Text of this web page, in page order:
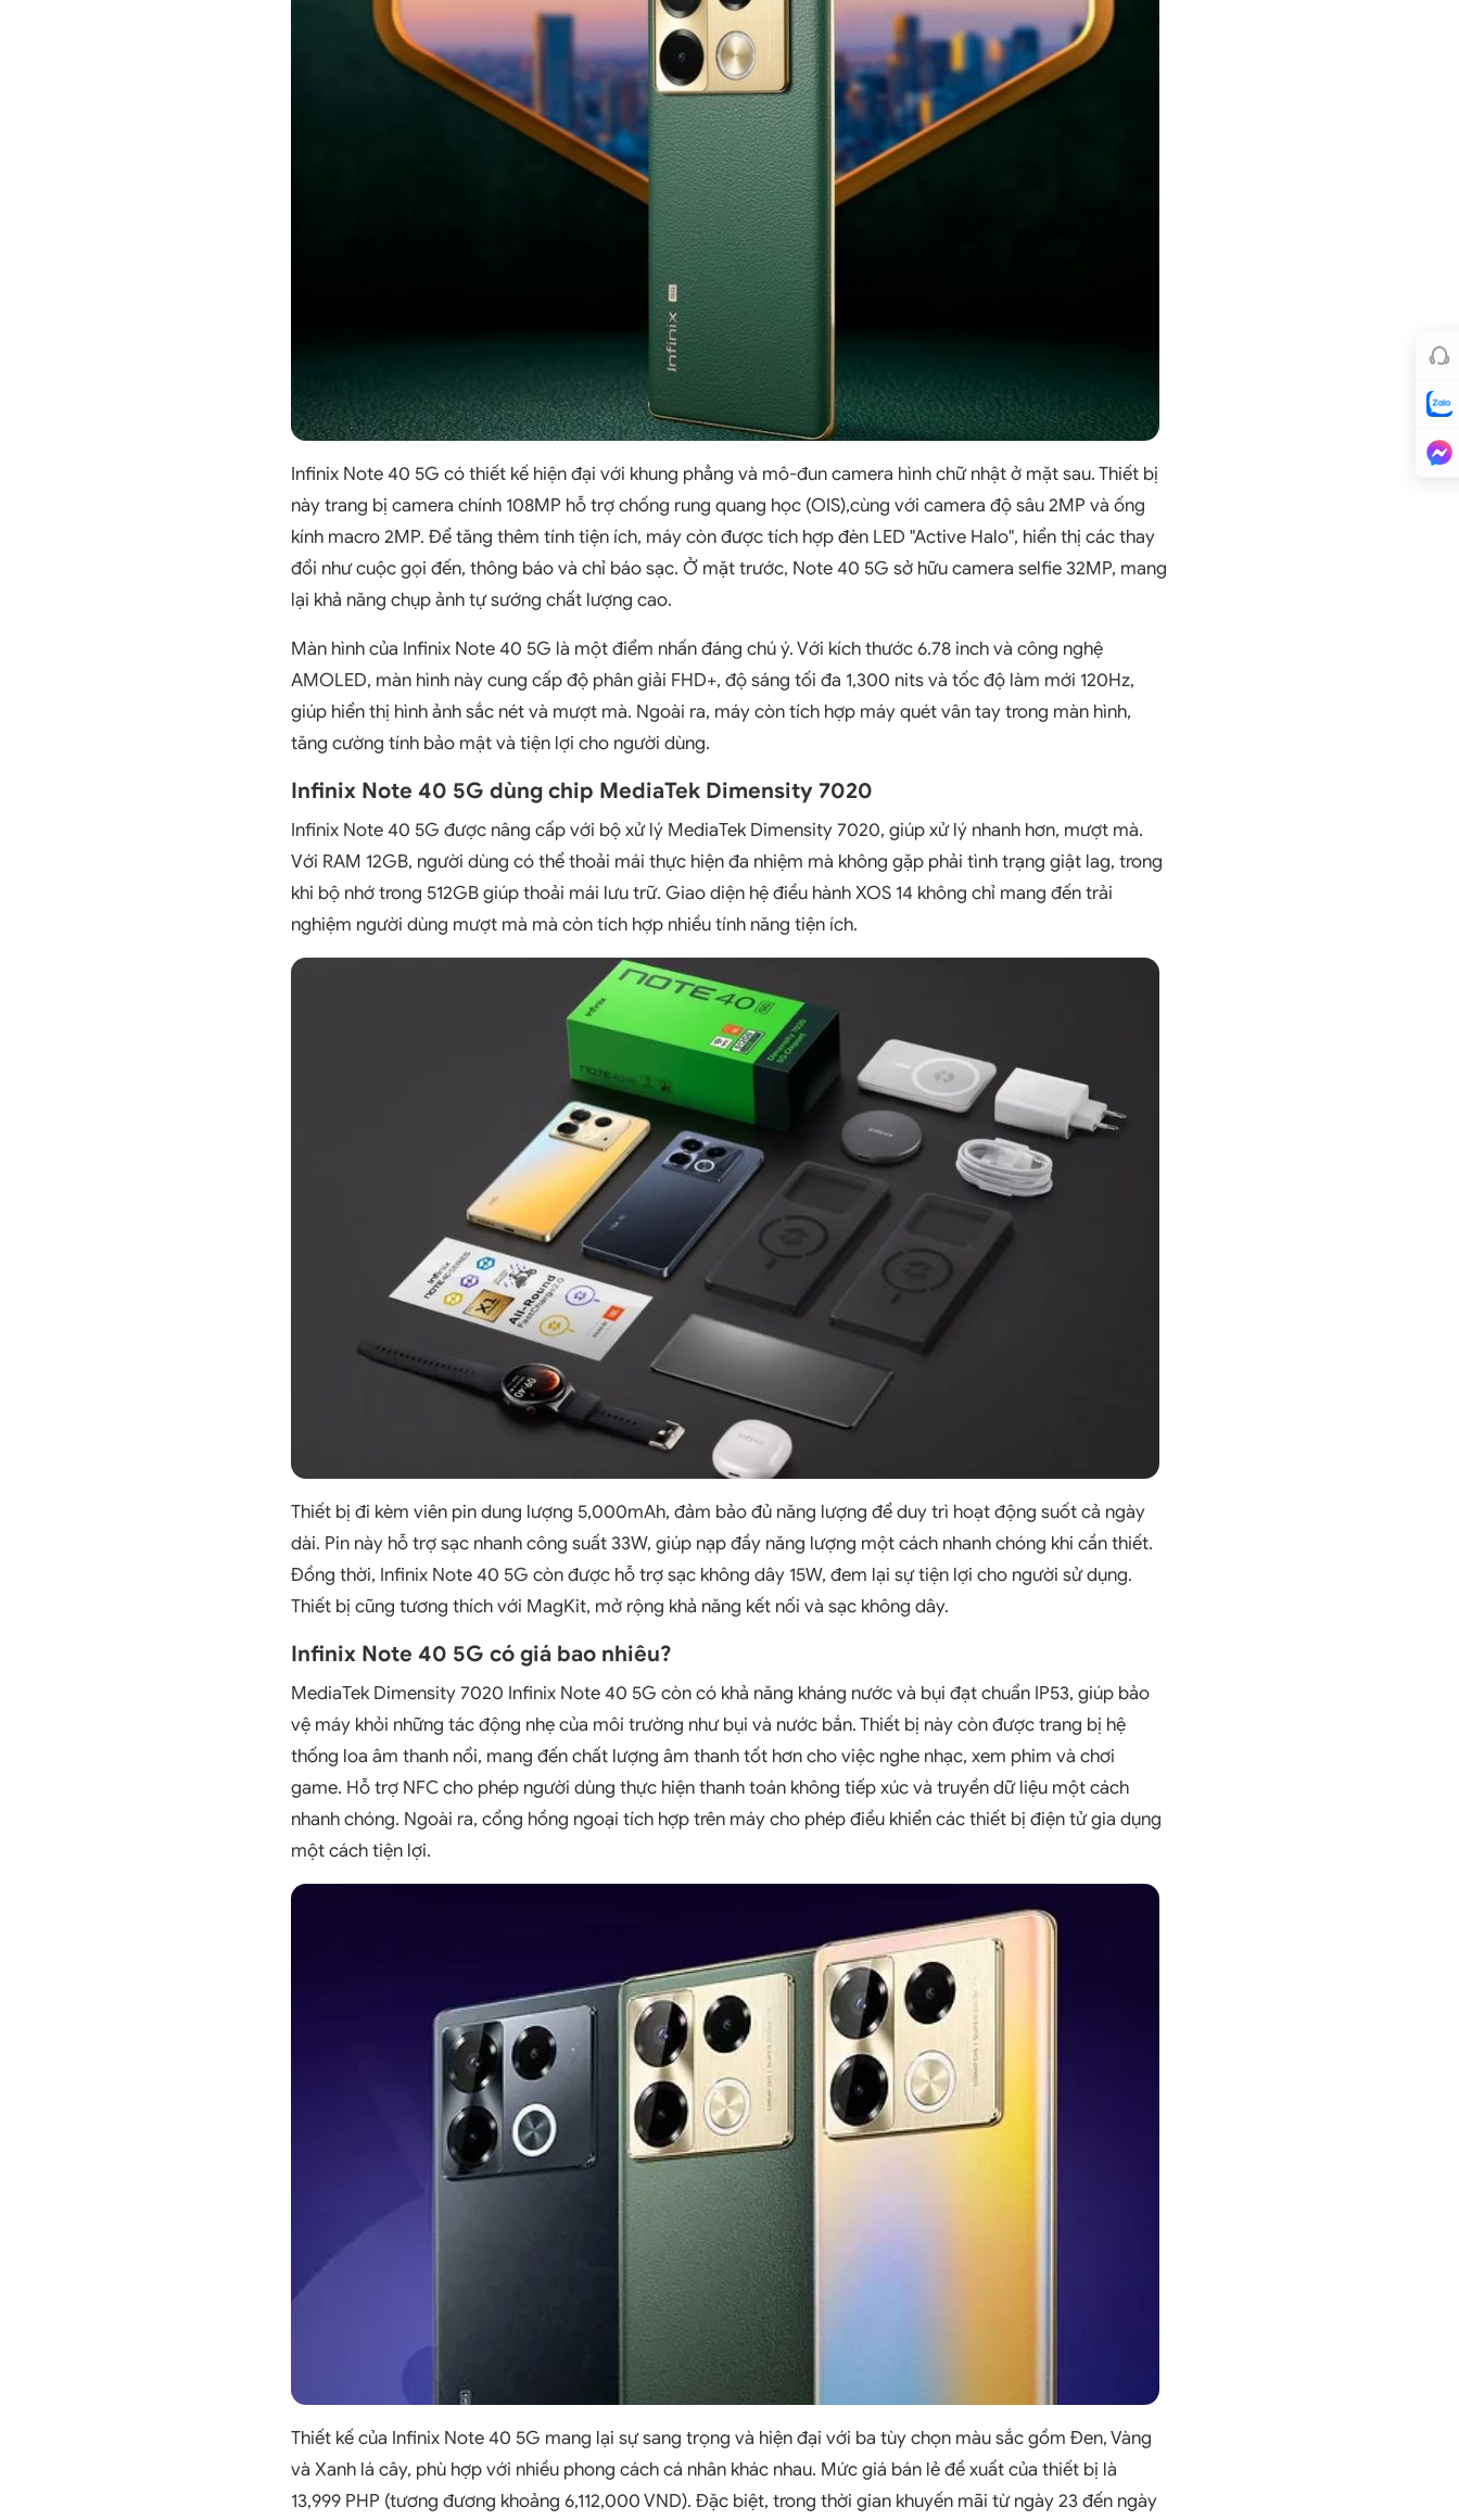
Infinix Note 40 5G có thiết kế hiện đại với khung phẳng và mô-đun camera hình chữ nhật ở mặt sau. Thiết bị
này trang bị camera chính 108MP hỗ trợ chống rung quang học (OIS),cùng với camera độ sâu 2MP và ống
kính macro 2MP. Để tăng thêm tính tiện ích, máy còn được tích hợp đèn LED "Active Halo", hiển thị các thay
đổi như cuộc gọi đến, thông báo và chỉ báo sạc. Ở mặt trước, Note 40 5G sở hữu camera selfie 32MP, mang
lại khả năng chụp ảnh tự sướng chất lượng cao.
Màn hình của Infinix Note 40 5G là một điểm nhấn đáng chú ý. Với kích thước 6.78 inch và công nghệ
AMOLED, màn hình này cung cấp độ phân giải FHD+, độ sáng tối đa 1,300 nits và tốc độ làm mới 120Hz,
giúp hiển thị hình ảnh sắc nét và mượt mà. Ngoài ra, máy còn tích hợp máy quét vân tay trong màn hình,
tăng cường tính bảo mật và tiện lợi cho người dùng.
Infinix Note 40 5G dùng chip MediaTek Dimensity 7020
Infinix Note 40 5G được nâng cấp với bộ xử lý MediaTek Dimensity 7020, giúp xử lý nhanh hơn, mượt mà.
Với RAM 12GB, người dùng có thể thoải mái thực hiện đa nhiệm mà không gặp phải tình trạng giật lag, trong
khi bộ nhớ trong 512GB giúp thoải mái lưu trữ. Giao diện hệ điều hành XOS 14 không chỉ mang đến trải
nghiệm người dùng mượt mà mà còn tích hợp nhiều tính năng tiện ích.
Thiết bị đi kèm viên pin dung lượng 5,000mAh, đảm bảo đủ năng lượng để duy trì hoạt động suốt cả ngày
dài. Pin này hỗ trợ sạc nhanh công suất 33W, giúp nạp đầy năng lượng một cách nhanh chóng khi cần thiết.
Đồng thời, Infinix Note 40 5G còn được hỗ trợ sạc không dây 15W, đem lại sự tiện lợi cho người sử dụng.
Thiết bị cũng tương thích với MagKit, mở rộng khả năng kết nối và sạc không dây.
Infinix Note 40 5G có giá bao nhiêu?
MediaTek Dimensity 7020 Infinix Note 40 5G còn có khả năng kháng nước và bụi đạt chuẩn IP53, giúp bảo
vệ máy khỏi những tác động nhẹ của môi trường như bụi và nước bắn. Thiết bị này còn được trang bị hệ
thống loa âm thanh nổi, mang đến chất lượng âm thanh tốt hơn cho việc nghe nhạc, xem phim và chơi
game. Hỗ trợ NFC cho phép người dùng thực hiện thanh toán không tiếp xúc và truyền dữ liệu một cách
nhanh chóng. Ngoài ra, cổng hồng ngoại tích hợp trên máy cho phép điều khiển các thiết bị điện tử gia dụng
một cách tiện lợi.
Thiết kế của Infinix Note 40 5G mang lại sự sang trọng và hiện đại với ba tùy chọn màu sắc gồm Đen, Vàng
và Xanh lá cây, phù hợp với nhiều phong cách cá nhân khác nhau. Mức giá bán lẻ đề xuất của thiết bị là
13,999 PHP (tương đương khoảng 6,112,000 VND). Đặc biệt, trong thời gian khuyến mãi từ ngày 23 đến ngày